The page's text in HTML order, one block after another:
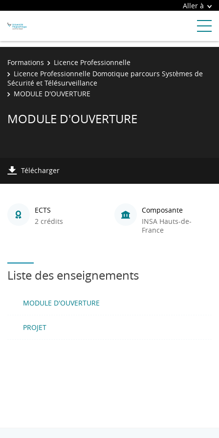
Aller à
Formations
Licence Professionnelle
Licence Professionnelle Domotique parcours Systèmes de
Sécurité et Télésurveillance
MODULE D'OUVERTURE
MODULE D'OUVERTURE
Télécharger
ECTS
2 crédits
Composante
INSA Hauts-de-
France
Liste des enseignements
MODULE D'OUVERTURE
PROJET